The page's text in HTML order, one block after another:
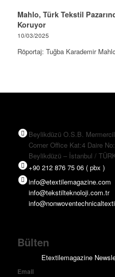
Mahlo, Türk Tekstil
Koruyor
10/03/2025
Röportaj: Tuğba Karademir
Beylikdüzü O.S.B.
Corner Office Kat:4 Daire
Beylikdüzü – İstanbul /
+90 212 876 75 06 ( pbx )
info@etextilemagazine.com
info@tekstilteknoloji.com.tr
Bülten
Etextilemagazine
Email